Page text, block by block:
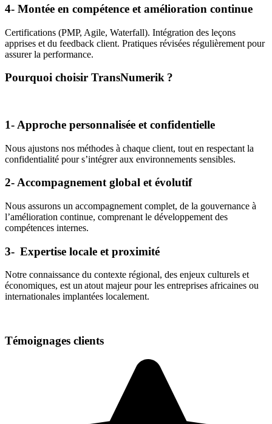
4- Montée en compétence et amélioration continue
Certifications (PMP, Agile, Waterfall). Intégration des leçons
apprises et du feedback client. Pratiques révisées régulièrement pour
assurer la performance.
Pourquoi choisir TransNumerik ?
1- Approche personnalisée et confidentielle
Nous ajustons nos méthodes à chaque client, tout en respectant la
confidentialité pour s’intégrer aux environnements sensibles.
2- Accompagnement global et évolutif
Nous assurons un accompagnement complet, de la gouvernance à
l’amélioration continue, comprenant le développement des
compétences internes.
3- Expertise locale et proximité
Notre connaissance du contexte régional, des enjeux culturels et
économiques, est un atout majeur pour les entreprises africaines ou
internationales implantées localement.
Témoignages clients